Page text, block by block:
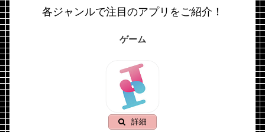
各ジャンルで注目のアプリをご紹介！
ゲーム
詳細